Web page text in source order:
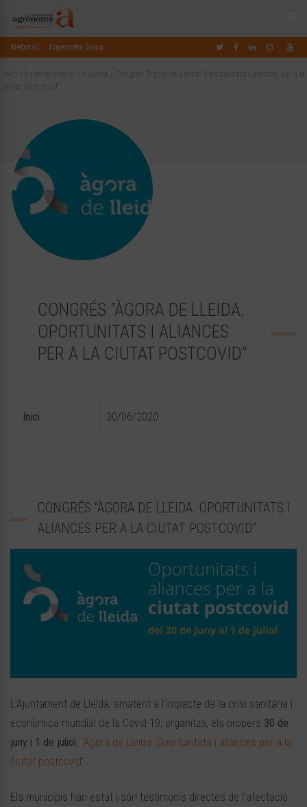
Webmail Finestreta única
CONGRÉS “ÀGORA DE LLEIDA.
OPORTUNITATS I ALIANCES
PER A LA CIUTAT POSTCOVID”
Inici 30/06/2020
CONGRÉS “ÀGORA DE LLEIDA. OPORTUNITATS I
ALIANCES PER A LA CIUTAT POSTCOVID”
L’Ajuntament de Lleida, amatent a l’impacte de la crisi sanitària i
econòmica mundial de la Covid-19, organitza, els propers 30 de
juny i 1 de juliol, “Àgora de Lleida. Oportunitats i aliances per a la
ciutat postcovid”.
Els municipis han estat i són testimonis directes de l’afectació